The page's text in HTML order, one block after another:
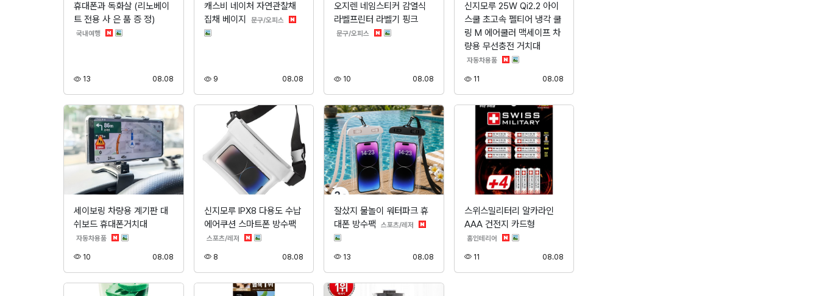
휴대폰과 독화살 (리노베이
트 전용 사 은 품 증 정)
국내여행 분류
13 08.08등록
캐스비 네이처 자연관찰채
집채 베이지
문구/오피스분류
9조회 08.08
오지렌 네임스티커 감열식
라벨프린터 라벨기 핑크
문구/오피스 분류
10 08.08등록
신지모루 25W Qi2.2 아이
스쿨 초고속 펠티어 냉각 쿨
링 M 에어쿨러 맥세이프 차
량용 무선충전 거치대
자동차용품분류
11조회 08.08
세이보링 차량용 계기판 대
쉬보드 휴대폰거치대
자동차용품분류
10 08.08등록
신지모루 IPX8 다용도 수납
에어쿠션 스마트폰 방수팩
스포츠/레저분류
8조회 08.08
잘샀지 물놀이 워터파크 휴
대폰 방수팩
스포츠/레저 분류
13 08.08등록
스위스밀리터리 알카라인
AAA 건전지 카드형
홈인테리어분류
11조회 08.08